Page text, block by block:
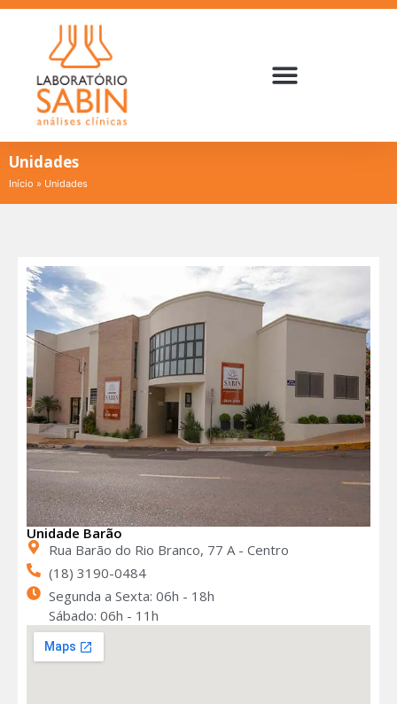
Unidades
Início » Unidades
Unidade Barão
Rua Barão do Rio Branco, 77 A - Centro
(18) 3190-0484
Segunda a Sexta: 06h - 18h
Sábado: 06h - 11h